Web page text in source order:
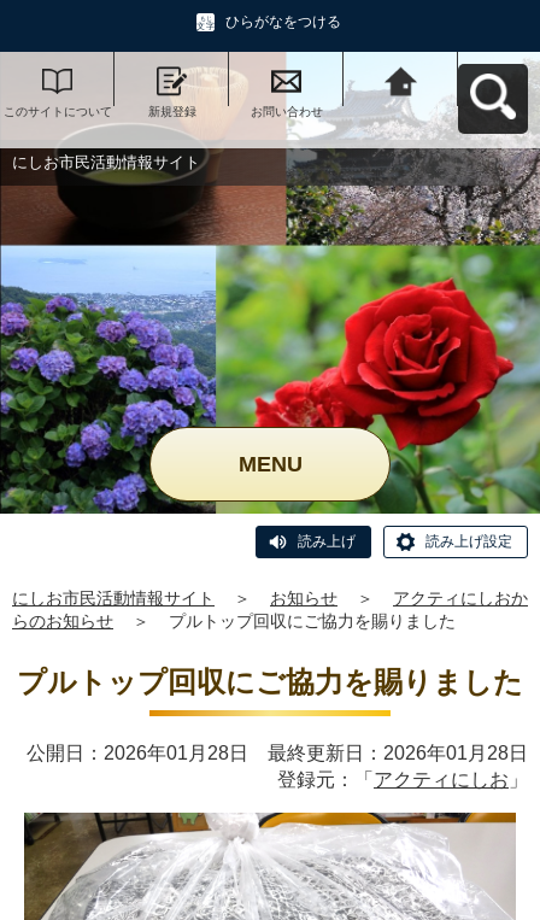
ひらがなをつける
このサイトについて 新規登録 お問い合わせ
にしお市民活動情報
サイトへ戻る
にしお市民活動情報サイト
MENU
読み上げ 読み上げ設定
にしお市民活動情報サイト ＞ お知らせ ＞
アクティにしおか
らのお知らせ
＞ プルトップ回収にご協力を賜りました
プルトップ回収にご協力を賜りました
公開日：2026年01月28日 最終更新日：2026年01月28日
登録元：「 アクティにしお 」